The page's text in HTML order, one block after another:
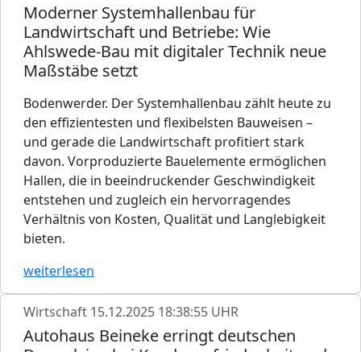
Moderner Systemhallenbau für
Landwirtschaft und Betriebe: Wie
Ahlswede-Bau mit digitaler Technik neue
Maßstäbe setzt
Bodenwerder. Der Systemhallenbau zählt heute zu
den effizientesten und flexibelsten Bauweisen –
und gerade die Landwirtschaft profitiert stark
davon. Vorproduzierte Bauelemente ermöglichen
Hallen, die in beeindruckender Geschwindigkeit
entstehen und zugleich ein hervorragendes
Verhältnis von Kosten, Qualität und Langlebigkeit
bieten.
weiterlesen
Wirtschaft 15.12.2025 18:38:55 UHR
Autohaus Beineke erringt deutschen